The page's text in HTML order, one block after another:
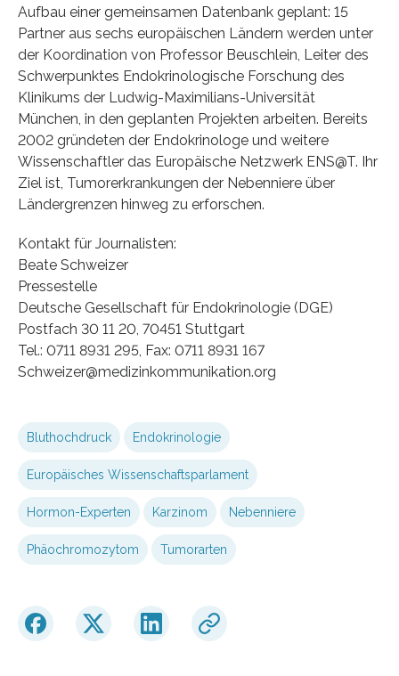
Aufbau einer gemeinsamen Datenbank geplant: 15
Partner aus sechs europäischen Ländern werden unter
der Koordination von Professor Beuschlein, Leiter des
Schwerpunktes Endokrinologische Forschung des
Klinikums der Ludwig-Maximilians-Universität
München, in den geplanten Projekten arbeiten. Bereits
2002 gründeten der Endokrinologe und weitere
Wissenschaftler das Europäische Netzwerk ENS@T. Ihr
Ziel ist, Tumorerkrankungen der Nebenniere über
Ländergrenzen hinweg zu erforschen.
Kontakt für Journalisten:
Beate Schweizer
Pressestelle
Deutsche Gesellschaft für Endokrinologie (DGE)
Postfach 30 11 20, 70451 Stuttgart
Tel.: 0711 8931 295, Fax: 0711 8931 167
Schweizer@medizinkommunikation.org
Bluthochdruck Endokrinologie
Europäisches Wissenschaftsparlament
Hormon-Experten Karzinom Nebenniere
Phäochromozytom Tumorarten